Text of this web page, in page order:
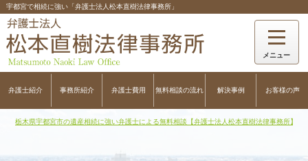
宇都宮で相続に強い「弁護士法人松本直樹法律事務所」
弁護士紹介 事務所紹介 弁護士費用 無料相談の流れ 解決事例 お客様の声
栃木県宇都宮市の遺産相続に強い弁護士による無料相談【弁護士法人松本直樹法律事務所】